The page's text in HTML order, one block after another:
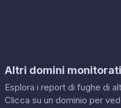
Altri domini monitorati
Esplora i report di fughe di
Clicca su un dominio per